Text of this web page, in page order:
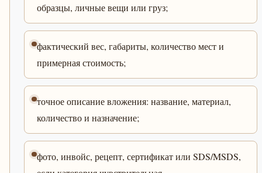
образцы, личные вещи или груз;
фактический вес, габариты, количество мест и
примерная стоимость;
точное описание вложения: название, материал,
количество и назначение;
фото, инвойс, рецепт, сертификат или SDS/MSDS,